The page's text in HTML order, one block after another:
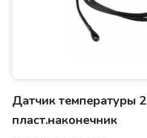
Датчик температуры
пласт.наконечник